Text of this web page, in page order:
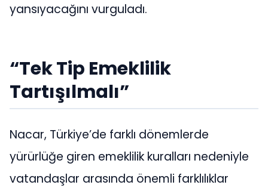
yansıyacağını vurguladı.
“Tek Tip Emeklilik
Tartışılmalı”
Nacar, Türkiye’de farklı dönemlerde
yürürlüğe giren emeklilik kuralları nedeniyle
vatandaşlar arasında önemli farklılıklar